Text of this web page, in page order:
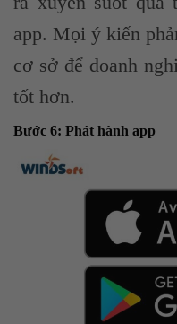
app. Mọi ý kiến
cơ sở để doanh
tốt hơn.
Bước 6: Phát hành app